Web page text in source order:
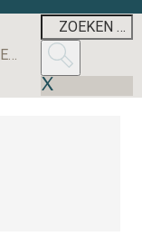
DEZE LEVERANCIERS SLEEPTEN DE MEESTE AANBESTEDINGEN BINNEN IN 2025